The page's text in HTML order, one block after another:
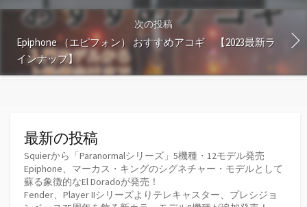
次の投稿
Epiphone （エピフォン） おすすめアコギ 【2023最新ラ
インナップ】
最新の投稿
Squierから「Paranormalシリーズ」5機種・12モデル発売
Epiphone、マーカス・キングのシグネチャー・モデルとして
蘇る象徴的なEl Doradoが発売！
Fender、Player IIシリーズよりテレキャスター、プレシジョ